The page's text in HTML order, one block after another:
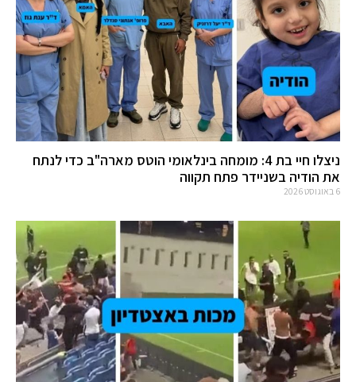
ניצלו חיי בת 4: מומחה בינלאומי הוטס מארה"ב כדי לנתח
את הודיה בשניידר פתח תקווה
6 באוגוסט 2026